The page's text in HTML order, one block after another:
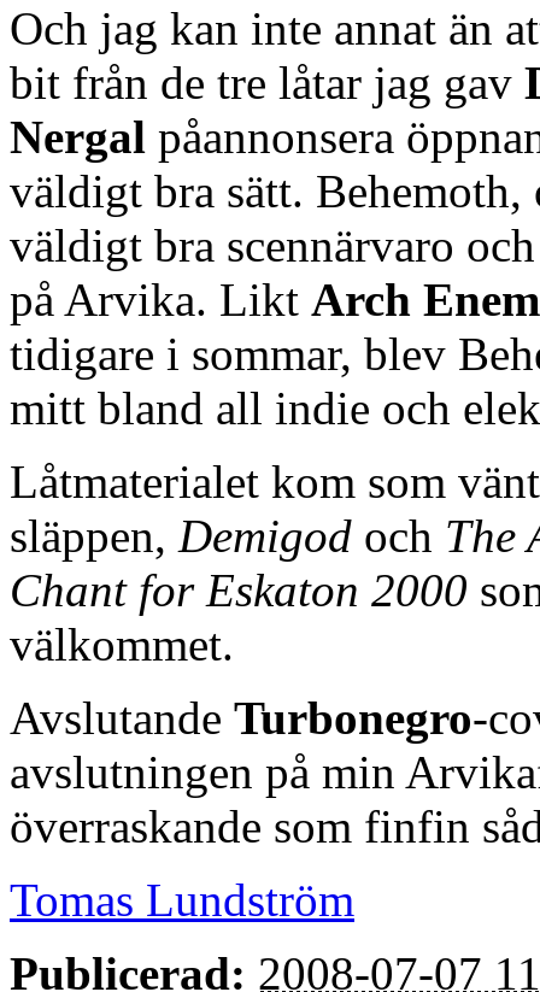
Och jag kan inte annat än
bit från de tre låtar jag gav
Nergal påannonsera
väldigt bra sätt.
väldigt bra scennärvaro
på Arvika. Likt Arch
tidigare i sommar, blev
mitt bland all indie och
Låtmaterialet kom som
släppen, Demigod och The
Chant for Eskaton 2000
välkommet.
Avslutande Turbonegro-
avslutningen på min
överraskande som finfin
Tomas Lundström
Publicerad: 2008-07-07